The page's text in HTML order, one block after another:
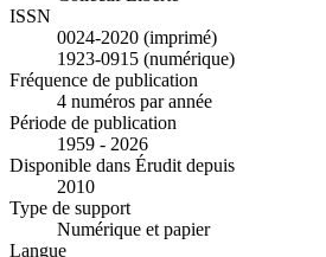
ISSN
0024-2020 (imprimé)
1923-0915 (numérique)
Fréquence de publication
4 numéros par année
Période de publication
1959 - 2026
Disponible dans Érudit depuis
2010
Type de support
Numérique et papier
Langue